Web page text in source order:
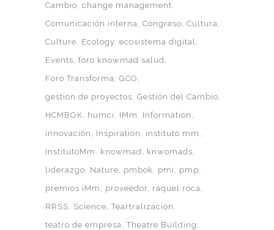
Cambio change management
Comunicación interna Congreso Cultura
Culture
Ecology ecosistema digital
Events foro knowmad salud
Foro Transforma GCO
gestion de proyectos Gestión del Cambio
HCMBOK
humci IMm
Information
innovación
Inspiration
instituto mm
InstitutoMm
knowmad
knwomads
liderazgo
Nature pmbok pmi
pmp
premios iMm
proveedor raquel roca
RRSS
Science Teartralización
teatro de empresa Theatre Building